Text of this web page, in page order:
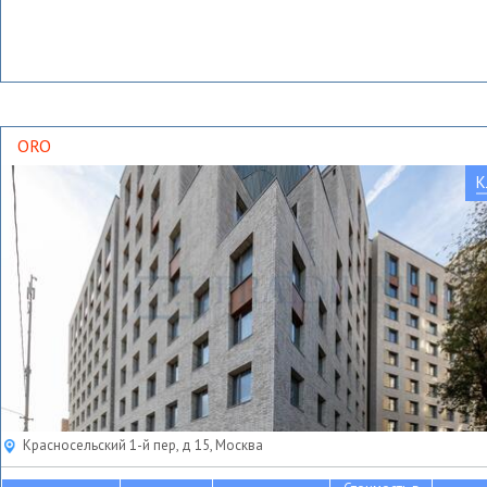
ORO
Красносельский 1-й пер, д 15, Москва